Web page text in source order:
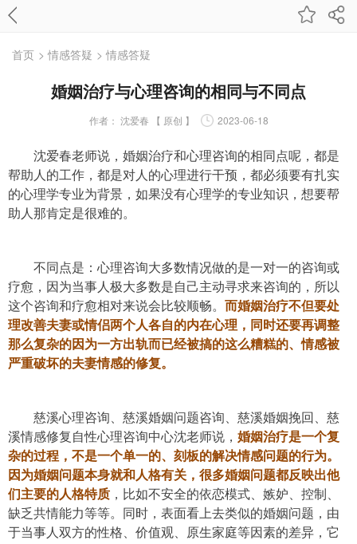
首页 > 情感答疑 > 情感答疑
婚姻治疗与心理咨询的相同与不同点
作者： 沈爱春 【 原创 】 2023-06-18
沈爱春老师说，婚姻治疗和心理咨询的相同点呢，都是
帮助人的工作，都是对人的心理进行干预，都必须要有扎实
的心理学专业为背景，如果没有心理学的专业知识，想要帮
助人那肯定是很难的。
不同点是：心理咨询大多数情况做的是一对一的咨询或
疗愈，因为当事人极大多数是自己主动寻求来咨询的，所以
这个咨询和疗愈相对来说会比较顺畅。 而婚姻治疗不但要处
理改善夫妻或情侣两个人各自的内在心理，同时还要再调整
那么复杂的因为一方出轨而已经被搞的这么糟糕的、情感被
严重破坏的夫妻情感的修复。
慈溪心理咨询、慈溪婚姻问题咨询、慈溪婚姻挽回、慈
溪情感修复自性心理咨询中心沈老师说， 婚姻治疗是一个复
杂的过程，不是一个单一的、刻板的解决情感问题的行为。
因为婚姻问题本身就和人格有关，很多婚姻问题都反映出他
们主要的人格特质 ，比如不安全的依恋模式、嫉妒、控制、
缺乏共情能力等等。同时，表面看上去类似的婚姻问题，由
于当事人双方的性格、价值观、原生家庭等因素的差异，它